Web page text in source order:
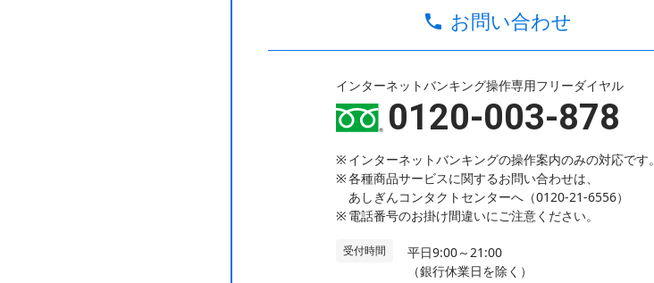
お問い合わせ
インターネットバンキング操作専用フリーダイヤル
0120-003-878
インターネットバンキングの操作案内のみの対応です。
各種商品サービスに関するお問い合わせは、
あしぎんコンタクトセンターへ（0120-21-6556）
電話番号のお掛け間違いにご注意ください。
受付時間
平日9:00～21:00
（銀行休業日を除く）